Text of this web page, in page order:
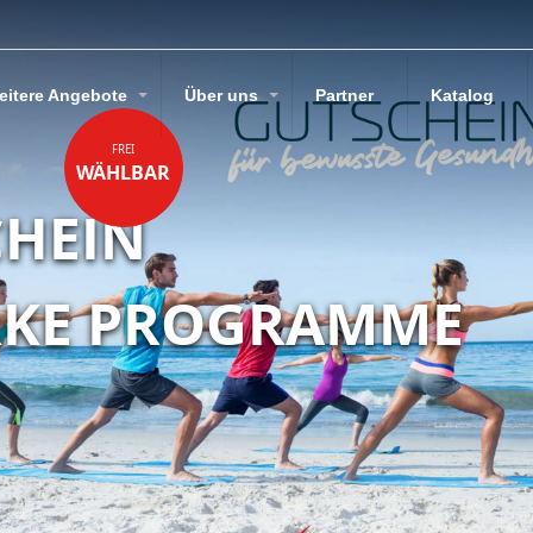
Angebote Über uns Partner Katalog
PROGRAMME
FREI
WÄHLBAR